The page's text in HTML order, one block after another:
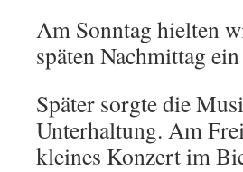
Am Sonntag hielten
späten Nachmittag
Später sorgte die
Unterhaltung. Am
kleines Konzert im